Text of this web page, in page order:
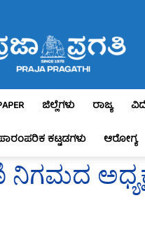
Pragathi
ಜಿಲ್ಲೆಗಳು ರಾಜ್ಯ
ಕಟ್ಟಡಗಳು ಆರೋಗ್ಯ
ನಿಗಮದ